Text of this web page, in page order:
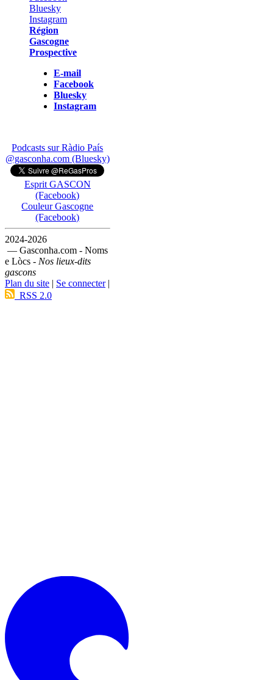
Région
Gascogne
Prospective
E-mail
Facebook
Bluesky
Instagram
Podcasts sur Ràdio País
@gasconha.com (Bluesky)
Esprit GASCON
(Facebook)
Couleur Gascogne
(Facebook)
2024-2026
— Gasconha.com - Noms
e Lòcs - Nos lieux-dits
gascons
Plan du site | Se connecter|
RSS 2.0